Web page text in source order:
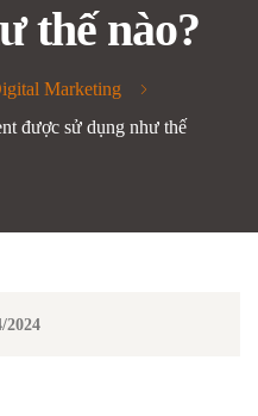
thế nào?
Marketing
được sử dụng như thế
2024